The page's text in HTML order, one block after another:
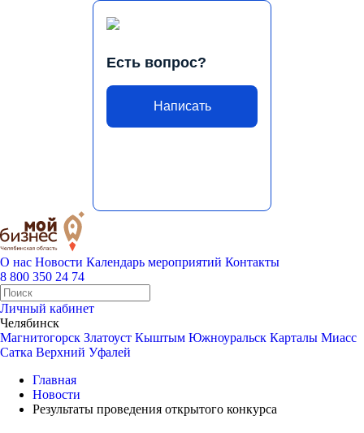
Есть вопрос?
Написать
О нас Новости Календарь мероприятий Контакты
8 800 350 24 74
Личный кабинет
Челябинск
Магнитогорск Златоуст Кыштым Южноуральск Карталы Миасс
Сатка Верхний Уфалей
Главная
Новости
Результаты проведения открытого конкурса